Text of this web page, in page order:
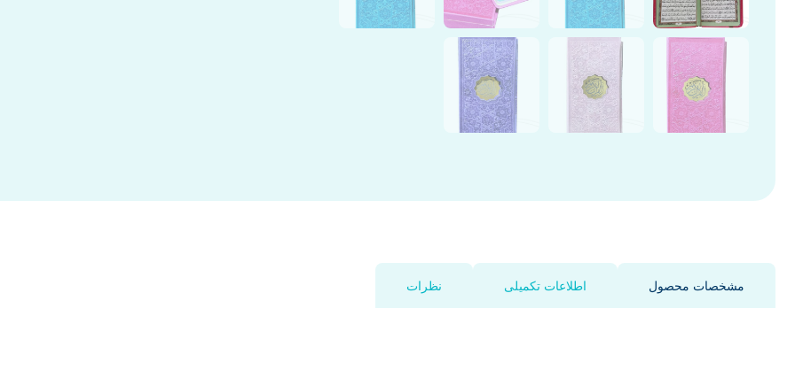
مشخصات محصول اطلاعات تکمیلی نظرات